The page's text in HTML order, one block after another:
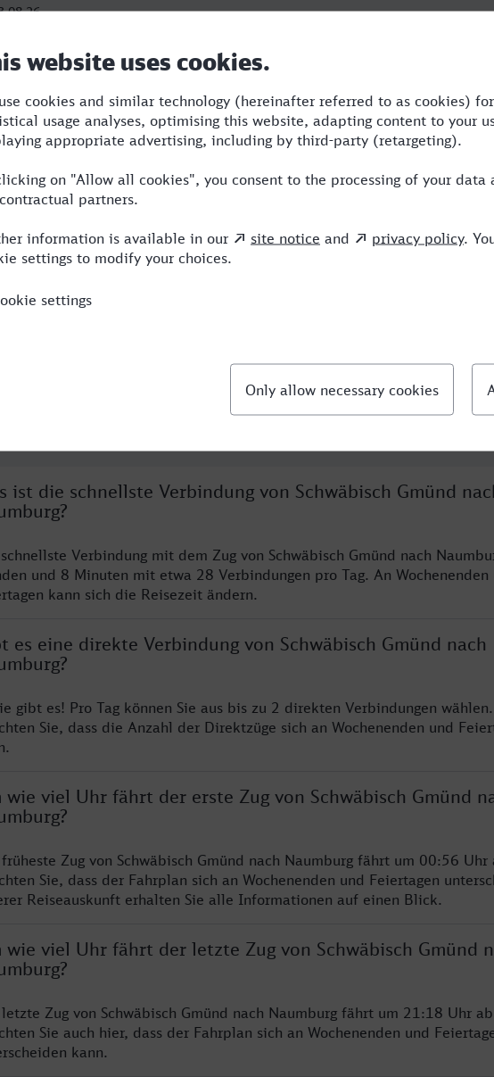
03:37
(Saale) Hbf
4:48 3 ABR,ARV,ICE
ist die schnellste Verbindung von Schwäbisch Gmünd
Verbindung mit dem Zug von Schwäbisch Gmünd nach
und 8 Minuten mit etwa 28 Verbindungen pro Tag. An Wochenenden
kann sich die Reisezeit ändern.
es eine direkte Verbindung von Schwäbisch Gmünd nach
gibt es! Pro Tag können Sie aus bis zu 2 direkten Verbindungen
Sie, dass die Anzahl der Direktzüge sich an Wochenenden und
wie viel Uhr fährt der erste Zug von Schwäbisch Gmünd
Zug von Schwäbisch Gmünd nach Naumburg fährt um 00:56
Sie, dass der Fahrplan sich an Wochenenden und Feiertagen
Reiseauskunft erhalten Sie alle Informationen auf einen Blick.
wie viel Uhr fährt der letzte Zug von Schwäbisch Gmünd
Zug von Schwäbisch Gmünd nach Naumburg fährt um 21:18 Uhr
Sie auch hier, dass der Fahrplan sich an Wochenenden und
kann.